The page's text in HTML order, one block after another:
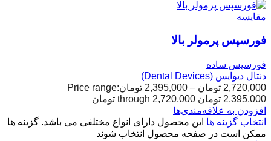
مقایسه
فورسپس پرمولر بالا
فورسپس ساده
دنتال دیوایس (Dental Devices)
2,720,000 تومان –
2,395,000 تومانPrice range:
2,395,000 تومان through 2,720,000 تومان
افزودن به علاقه‌مندی‌ها
انتخاب گزینه ها این محصول دارای انواع مختلفی می باشد. گزینه ها
ممکن است در صفحه محصول انتخاب شوند